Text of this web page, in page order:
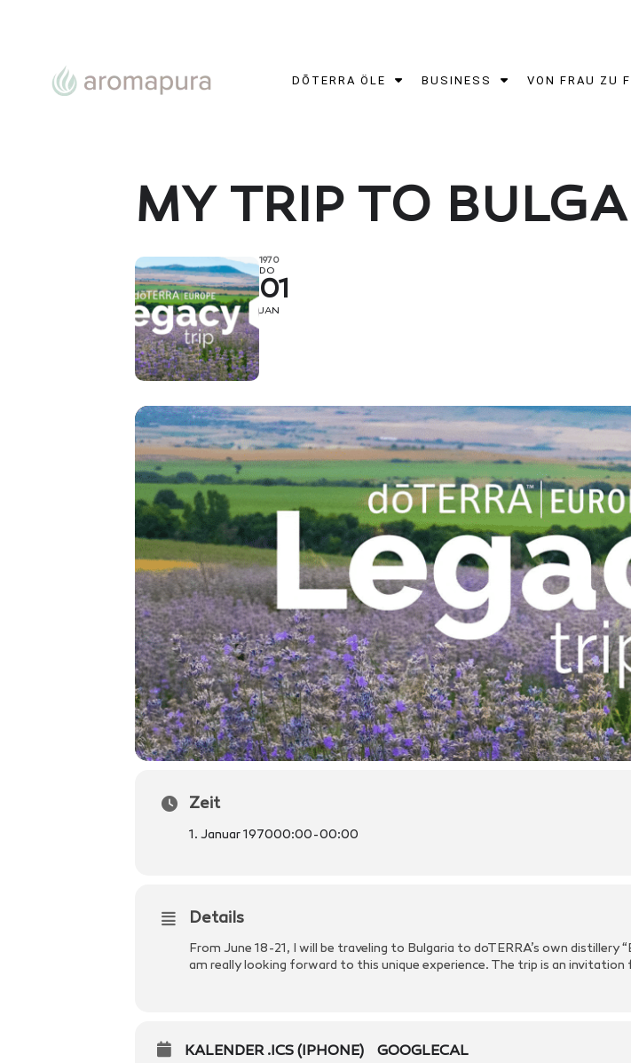
DŌTERRA ÖLE BUSINESS VON FRAU ZU
MY TRIP TO
1970
DO
01
JAN
Zeit
1. Januar 197000:00-00:00
Details
From June 18-21, I will be traveling to Bulgaria to doTERRA’s own distillery
am really looking forward to this unique experience. The trip is an
KALENDER .ICS (IPHONE) GOOGLECAL